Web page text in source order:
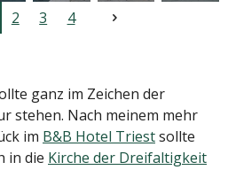
2 3 4
ganz im Zeichen der
stehen. Nach meinem mehr
im B&B Hotel Triestsollte
in die Kirche der Dreifaltigkeit